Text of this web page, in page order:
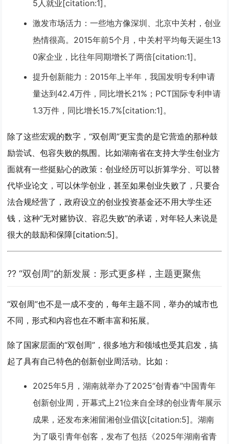
5人就业[citation:1]。
激发市场活力 ：一些地方像深圳、北京中关村，创业
热情很高。2015年前5个月，中关村平均每天诞生13
0家企业，比往年同期增长了两倍[citation:1]。
提升创新能力 ：2015年上半年，我国发明专利申请
量达到42.4万件，同比增长21%；PCT国际专利申请
1.3万件，同比增长15.7%[citation:1]。
除了这些宏观的数字，“双创周”更宝贵的是它营造的那种鼓
励尝试、包容失败的氛围。比如湖南省在支持大学生创业方
面就有一些挺贴心的政策：创业经历可以折算学分、可以替
代毕业论文，可以休学创业，甚至如果创业失败了，只要合
法合规经营了，政府设立的创业投资基金还不用大学生还
钱 ，这种“无对赌协议、容忍失败”的承诺，对年轻人来说是
很大的鼓励和保障[citation:5]。
?? “双创周”的新发展：形式更多样，主题更聚焦
“双创周”也不是一成不变的，每年主题不同，举办的城市也
不同，形式和内容也在不断丰富和拓展。
除了国家层面的“双创周”，很多地方和领域也受其启发，搞
起了具有自己特色的创新创业周活动。比如：
2025年5月 ，湖南就举办了2025“创青春”中国青年
创新创业周 ，开幕式上21位来自全球的创业青年展示
成果，还发布来湘留湘创业倡议[citation:5]。湖南
为了吸引青年创客，发布了包括《2025年湖南省青